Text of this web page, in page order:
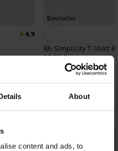
About
content and ads, to
4,9
Bestseller
Bh Simplicity T-Shirt
26,99 €
stukken